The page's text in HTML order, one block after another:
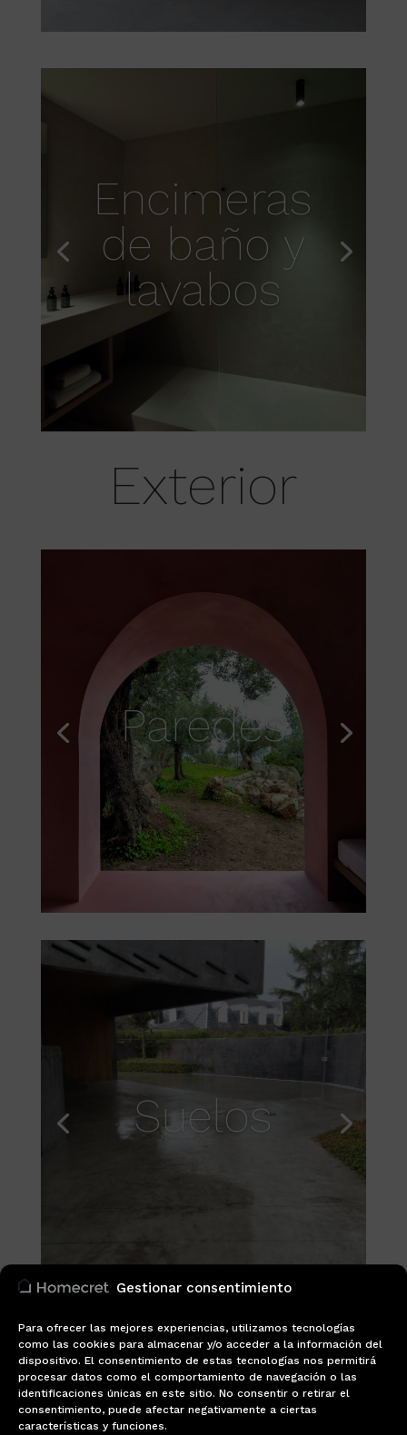
Gestionar consentimiento
Para ofrecer las mejores experiencias, utilizamos tecnologías
como las cookies para almacenar y/o acceder a la información del
dispositivo. El consentimiento de estas tecnologías nos permitirá
procesar datos como el comportamiento de navegación o las
identificaciones únicas en este sitio. No consentir o retirar el
consentimiento, puede afectar negativamente a ciertas
características y funciones.
Encimeras
de baño y
lavabos
Exterior
Paredes
Suelos